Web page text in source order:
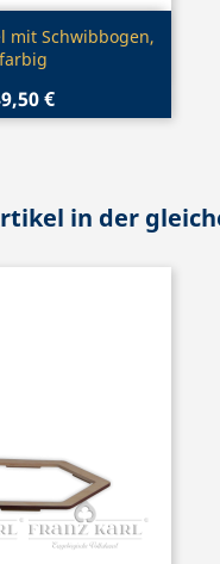
mit Schwibbogen,
farbig
€
in der